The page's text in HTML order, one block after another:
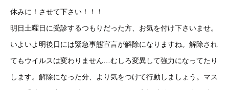
休みに！させて下さい！！！
明日土曜日に受診するつもりだった方、お気を付け下さいませ。
いよいよ明後日には緊急事態宣言が解除になりますね。解除され
てもウイルスは変わりません…むしろ変異して強力になってたり
します。解除になった分、より気をつけて行動しましょう。マス